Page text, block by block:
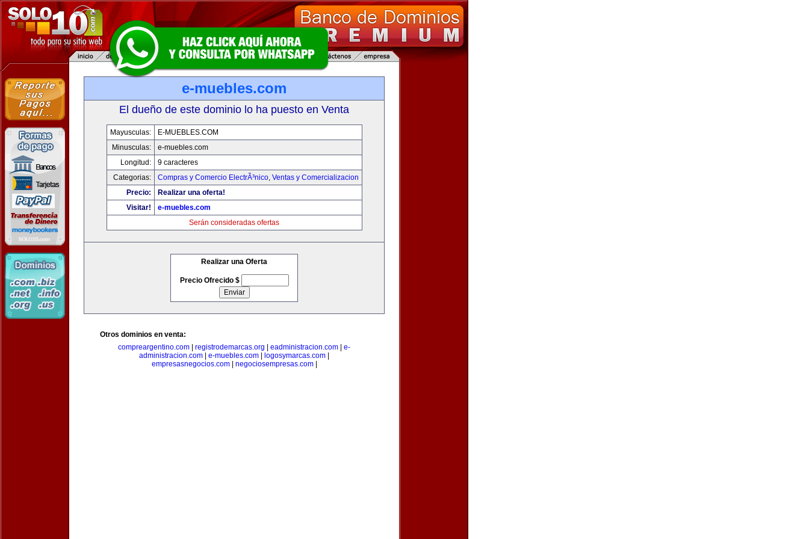
e-muebles.com
El dueño de este dominio lo ha puesto en Venta
Mayusculas:
E-MUEBLES.COM
Minusculas:
e-muebles.com
Longitud:
9 caracteres
Categorias:
Compras y Comercio ElectrÃ³nico, Ventas y Comercializacion
Precio:
Realizar una oferta!
Visitar!
e-muebles.com
Serán consideradas ofertas
Realizar una Oferta
Precio Ofrecido $
Otros dominios en venta:
compreargentino.com
registrodemarcas.org eadministracion.com
e-
administracion.com
e-muebles.com logosymarcas.com
empresasnegocios.com| negociosempresas.com|